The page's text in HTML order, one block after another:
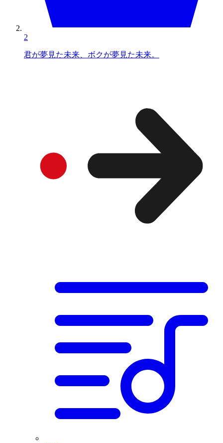
2
君が夢見た未来、ボクが夢見た未来。